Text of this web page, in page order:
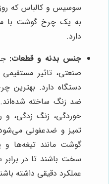
سوسیس و کالباس که
دارد.
جنس بدنه و قطعات:
صنعتی، تاثیر
دستگاه دارد. بهترین
ضد زنگ ساخته شده‌اند.
خوردگی، زنگ زدگی، و
تمیز و ضدعفونی
گوشت مانند تیغه‌ها و
سخت باشند تا در
عملکرد دقیقی داشته